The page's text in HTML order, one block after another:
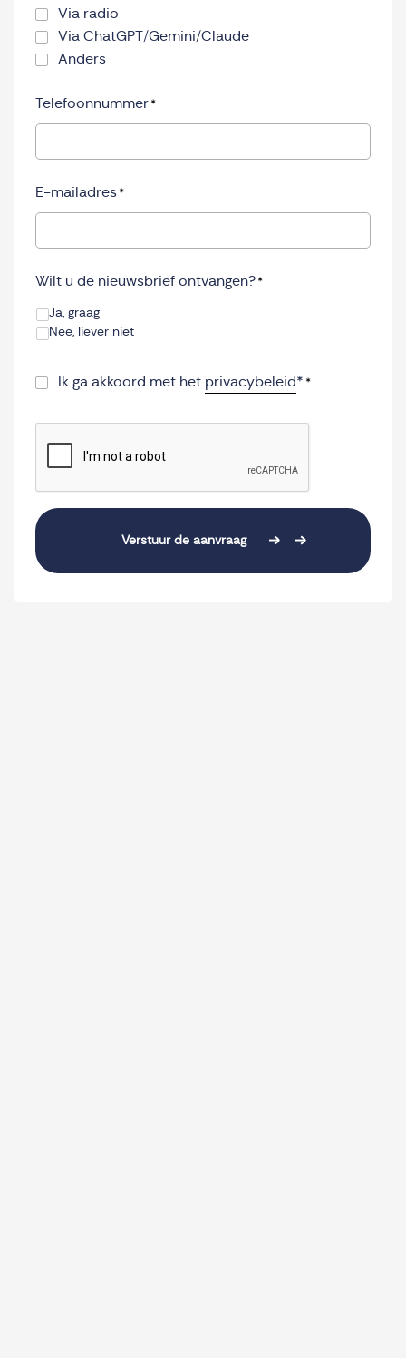
Via radio
Via ChatGPT/Gemini/Claude
Anders
Telefoonnummer *
E-mailadres *
Wilt u de nieuwsbrief ontvangen? *
Ja, graag
Nee, liever niet
Consent
Ik ga akkoord met het privacybeleid* *
CAPTCHA
Verstuur de aanvraag